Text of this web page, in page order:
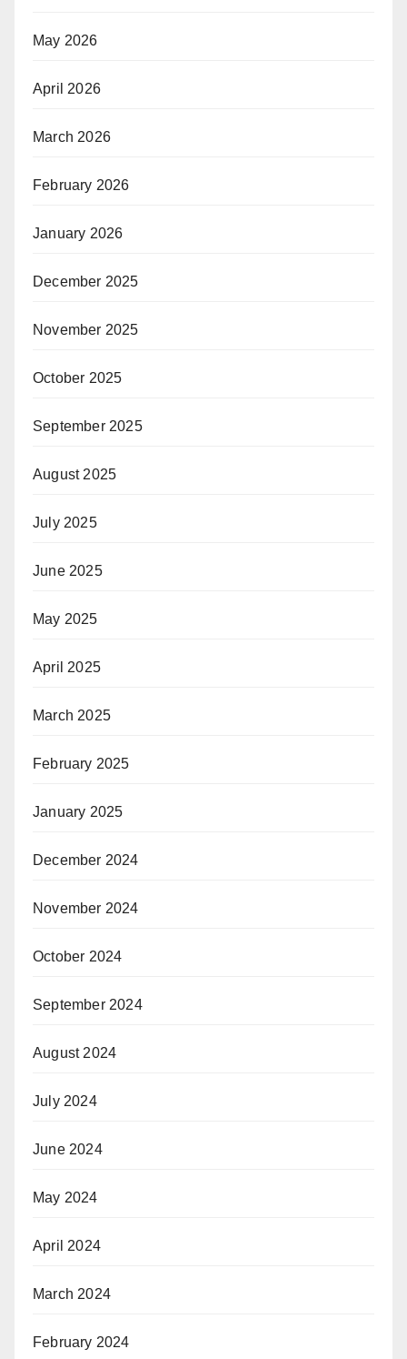
May 2026
April 2026
March 2026
February 2026
January 2026
December 2025
November 2025
October 2025
September 2025
August 2025
July 2025
June 2025
May 2025
April 2025
March 2025
February 2025
January 2025
December 2024
November 2024
October 2024
September 2024
August 2024
July 2024
June 2024
May 2024
April 2024
March 2024
February 2024